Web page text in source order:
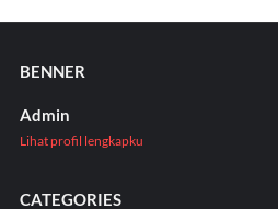
BENNER
Admin
Lihat profil lengkapku
CATEGORIES